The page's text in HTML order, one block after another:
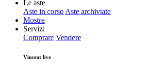
Le aste
Aste in corso Aste archiviate
Mostre
Servizi
Comprare Vendere
Vincent live